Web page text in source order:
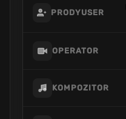
PRODYUSER
OPERATOR
KOMPOZITOR